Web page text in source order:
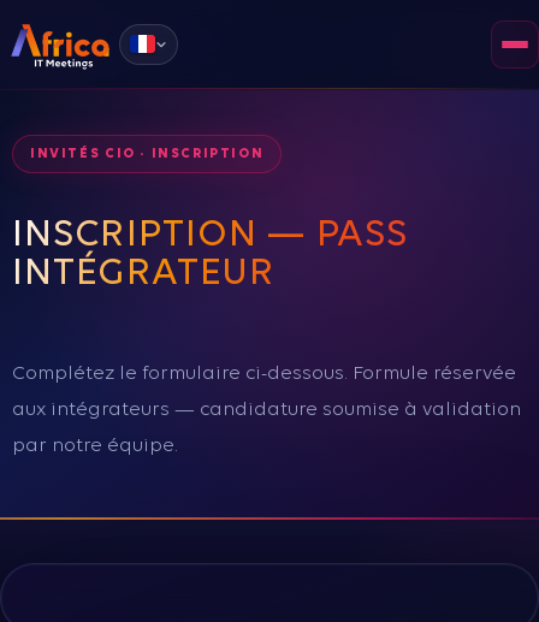
DEVENIR PARTENAIRE
INVITÉS CIO · INSCRIPTION
INSCRIPTION — PASS
INTÉGRATEUR
Complétez le formulaire ci-dessous. Formule réservée
aux intégrateurs — candidature soumise à validation
par notre équipe.